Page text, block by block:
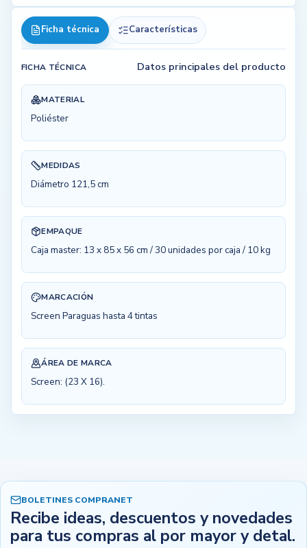
Ficha técnica Características
FICHA TÉCNICA Datos principales del producto
MATERIAL
Poliéster
MEDIDAS
Diámetro 121,5 cm
EMPAQUE
Caja master: 13 x 85 x 56 cm / 30 unidades por caja / 10 kg
MARCACIÓN
Screen Paraguas hasta 4 tintas
ÁREA DE MARCA
Screen: (23 X 16).
BOLETINES COMPRANET
Recibe ideas, descuentos y novedades
para tus compras al por mayor y detal.